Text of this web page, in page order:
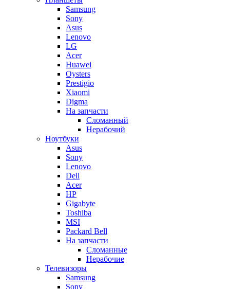
Samsung
Sony
Asus
Lenovo
LG
Acer
Huawei
Oysters
Prestigio
Xiaomi
Digma
На запчасти
Сломанный
Нерабочий
Ноутбуки
Asus
Sony
Lenovo
Dell
Acer
HP
Gigabyte
Toshiba
MSI
Packard Bell
На запчасти
Сломанные
Нерабочие
Телевизоры
Samsung
Sony